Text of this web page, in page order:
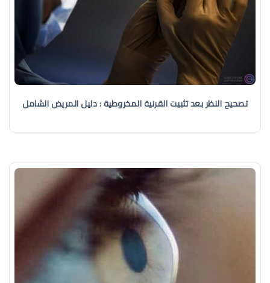
تصحيح النظر بعد تثبيت القرنية المخروطية : دليل المريض الشامل